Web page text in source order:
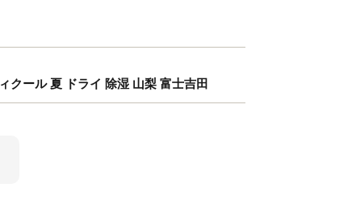
クール 夏 ドライ 除湿 山梨 富士吉田